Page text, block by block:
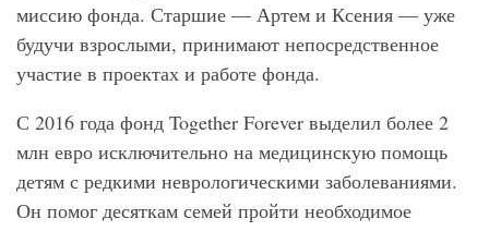
миссию фонда. Старшие — Артем и Ксения — уже
будучи взрослыми, принимают непосредственное
участие в проектах и ​​работе фонда.
С 2016 года фонд Together Forever выделил более 2
млн евро исключительно на медицинскую помощь
детям с редкими неврологическими заболеваниями.
Он помог десяткам семей пройти необходимое